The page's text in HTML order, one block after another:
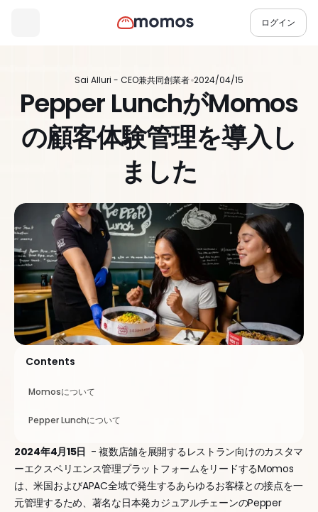
Sai Alluri - CEO兼共同創業者 2024/04/15
Pepper LunchがMomos
の顧客体験管理を導入し
ました
Contents
Momosについて
Pepper Lunchについて
2024年4月15日 - 複数店舗を展開するレストラン向けのカスタマ
ーエクスペリエンス管理プラットフォームをリードするMomos
は、米国およびAPAC全域で発生するあらゆるお客様との接点を一
元管理するため、著名な日本発カジュアルチェーンのPepper
ログイン